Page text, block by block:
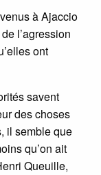
à Ajaccio
l’agression
ont
savent
des choses
il semble que
qu’on ait
Queuille,